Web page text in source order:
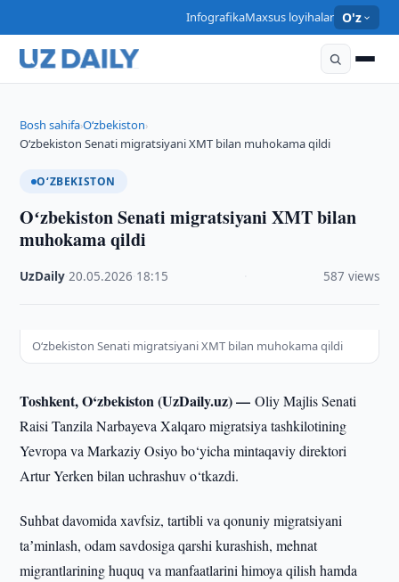
InfografikaMaxsus loyihalar O'z
Bosh sahifa›O‘zbekiston›
Oʻzbekiston Senati migratsiyani XMT bilan muhokama qildi
O‘ZBEKISTON
Oʻzbekiston Senati migratsiyani XMT bilan
muhokama qildi
UzDaily ·20.05.2026 18:15 587 views
Oʻzbekiston Senati migratsiyani XMT bilan muhokama qildi
Toshkent, O‘zbekiston (UzDaily.uz) —Oliy Majlis Senati
Raisi Tanzila Narbayeva Xalqaro migratsiya tashkilotining
Yevropa va Markaziy Osiyo bo‘yicha mintaqaviy direktori
Artur Yerken bilan uchrashuv o‘tkazdi.
Suhbat davomida xavfsiz, tartibli va qonuniy migratsiyani
taʼminlash, odam savdosiga qarshi kurashish, mehnat
migrantlarining huquq va manfaatlarini himoya qilish hamda